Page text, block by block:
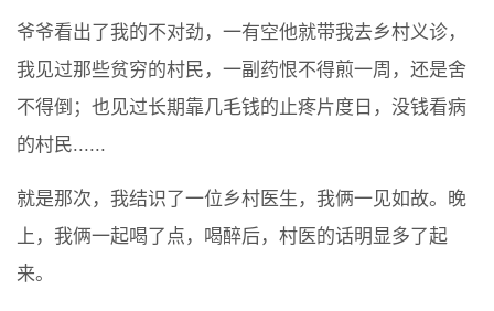
爷爷看出了我的不对劲，一有空他就带我去乡村义诊，
我见过那些贫穷的村民，一副药恨不得煎一周，还是舍
不得倒；也见过长期靠几毛钱的止疼片度日，没钱看病
的村民......
就是那次，我结识了一位乡村医生，我俩一见如故。晚
上，我俩一起喝了点，喝醉后，村医的话明显多了起
来。